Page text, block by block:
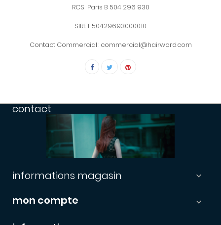
RCS Paris B 504 296 930
SIRET 50429693000010
Contact Commercial : commercial@hairword.com
contact
informations magasin 
mon compte 